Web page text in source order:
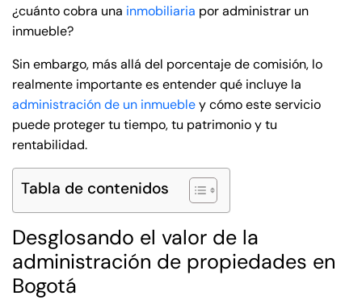
¿cuánto cobra una inmobiliaria por administrar un
inmueble?
Sin embargo, más allá del porcentaje de comisión, lo
realmente importante es entender qué incluye la
administración de un inmuebley cómo este servicio
puede proteger tu tiempo, tu patrimonio y tu
rentabilidad.
Tabla de contenidos
Desglosando el valor de la
administración de propiedades en
Bogotá